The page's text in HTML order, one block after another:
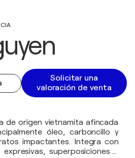
Solicitar una
valoración de venta
de origen vietnamita afincada
óleo, carboncillo y
impactantes. Integra con
superposiciones y